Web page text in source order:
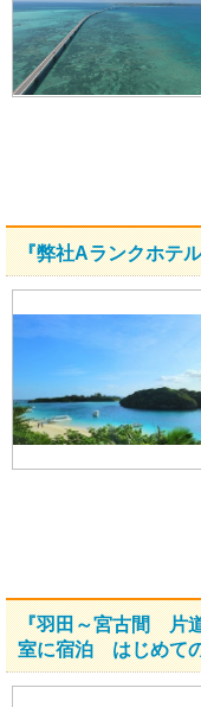
『弊社Aランクホテ
『羽田～宮古間 片
室に宿泊 はじめて